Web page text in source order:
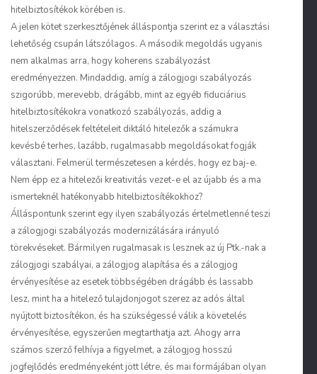
hitelbiztosítékok körében is.
A jelen kötet szerkesztőjének álláspontja szerint ez a választási
lehetőség csupán látszólagos. A második megoldás ugyanis
nem alkalmas arra, hogy koherens szabályozást
eredményezzen. Mindaddig, amíg a zálogjogi szabályozás
szigorúbb, merevebb, drágább, mint az egyéb fiduciárius
hitelbiztosítékokra vonatkozó szabályozás, addig a
hitelszerződések feltételeit diktáló hitelezők a számukra
kevésbé terhes, lazább, rugalmasabb megoldásokat fogják
választani. Felmerül természetesen a kérdés, hogy ez baj-e.
Nem épp ez a hitelezői kreativitás vezet-e el az újabb és a ma
ismerteknél hatékonyabb hitelbiztosítékokhoz?
Álláspontunk szerint egy ilyen szabályozás értelmetlenné teszi
a zálogjogi szabályozás modernizálására irányuló
törekvéseket. Bármilyen rugalmasak is lesznek az új Ptk.-nak a
zálogjogi szabályai, a zálogjog alapítása és a zálogjog
érvényesítése az esetek többségében drágább és lassabb
lesz, mint ha a hitelező tulajdonjogot szerez az adós által
nyújtott biztosítékon, és ha szükségessé válik a követelés
érvényesítése, egyszerűen megtarthatja azt. Ahogy arra
számos szerző felhívja a figyelmet, a zálogjog hosszú
jogfejlődés eredményeként jött létre, és mai formájában olyan